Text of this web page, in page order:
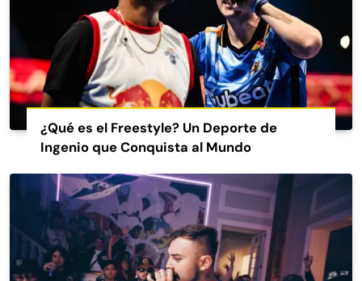
¿Qué es el Freestyle? Un Deporte de
Ingenio que Conquista al Mundo